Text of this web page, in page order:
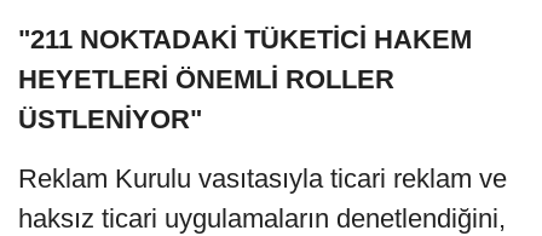
"211 NOKTADAKİ TÜKETİCİ HAKEM
HEYETLERİ ÖNEMLİ ROLLER
ÜSTLENİYOR"
Reklam Kurulu vasıtasıyla ticari reklam ve
haksız ticari uygulamaların denetlendiğini,